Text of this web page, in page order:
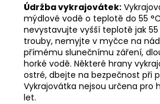
Údržba vykrajovátek:
mýdlové vodě o teplotě do 55
nevystavujte vyšší teplotě jak 55
trouby, nemyjte v myčce na
přímému slunečnímu záření,
horké vodě. Některé hrany
ostré, dbejte na bezpečnost při
Vykrajovátka nejsou určena pro
let.